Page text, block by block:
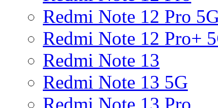
Redmi Note 12 Pro
Redmi Note 12 Pro+
Redmi Note 13
Redmi Note 13 5G
Redmi Note 13 Pro